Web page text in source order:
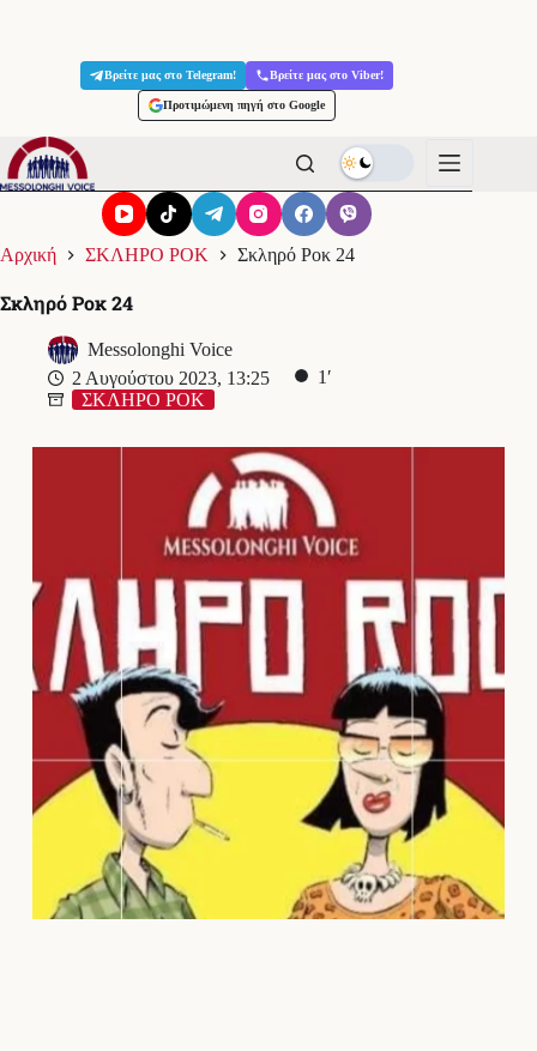
Βρείτε μας στο Telegram! Βρείτε μας στο Viber!
Προτιμώμενη πηγή στο Google
Αρχική ΣΚΛΗΡΟ ΡΟΚ Σκληρό Ροκ 24
Σκληρό Ροκ 24
Messolonghi Voice
2 Αυγούστου 2023, 13:25
1′
ΣΚΛΗΡΟ ΡΟΚ